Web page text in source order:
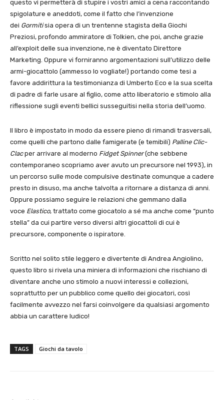
questo vi permetterà di stupire i vostri amici a cena raccontando
spigolature e aneddoti, come il fatto che l’invenzione
dei Gormitisia opera di un trentenne stagista della Giochi
Preziosi, profondo ammiratore di Tolkien, che poi, anche grazie
all’exploit delle sua invenzione, ne è diventato Direttore
Marketing. Oppure vi forniranno argomentazioni sull’utilizzo delle
armi-giocattolo (ammesso lo vogliate!) portando come tesi a
favore addirittura la testimonianza di Umberto Eco e la sua scelta
di padre di farle usare al figlio, come atto liberatorio e stimolo alla
riflessione sugli eventi bellici susseguitisi nella storia dell’uomo.
Il libro è impostato in modo da essere pieno di rimandi trasversali,
come quelli che partono dalle famigerate (e temibili) Palline Clic-
Clacper arrivare al moderno Fidget Spinner(che sebbene
contemporaneo scopriamo aver avuto un precursore nel 1993), in
un percorso sulle mode compulsive destinate comunque a cadere
presto in disuso, ma anche talvolta a ritornare a distanza di anni.
Oppure possiamo seguire le relazioni che gemmano dalla
voce Elastico, trattato come giocatolo a sé ma anche come “punto
stella” da cui partire verso diversi altri giocattoli di cui è
precursore, componente o ispiratore.
Scritto nel solito stile leggero e divertente di Andrea Angiolino,
questo libro si rivela una miniera di informazioni che rischiano di
diventare anche uno stimolo a nuovi interessi e collezioni,
soprattutto per un pubblico come quello dei giocatori, così
facilmente avvezzo nel farsi coinvolgere da qualsiasi argomento
abbia un carattere ludico!
TAGS Giochi da tavolo